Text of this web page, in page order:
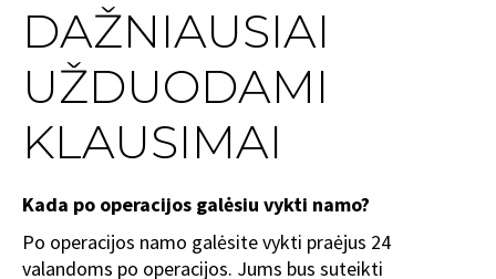
DAŽNIAUSIAI
UŽDUODAMI
KLAUSIMAI
Kada po operacijos galėsiu vykti namo?
Po operacijos namo galėsite vykti praėjus 24
valandoms po operacijos. Jums bus suteikti